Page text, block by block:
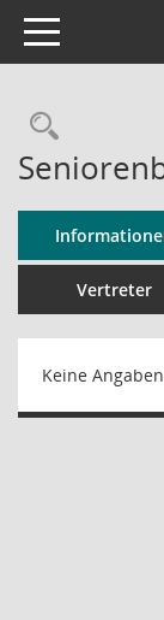
Toggle navigation
Vertreter
Keine